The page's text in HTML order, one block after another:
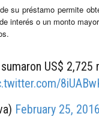
su préstamo permite
interés o un monto
US$ 2,725
February 25, 2016